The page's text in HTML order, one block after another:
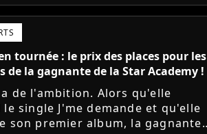
tournée : le prix des places pour les
de la gagnante de la Star Academy !
de l'ambition. Alors qu'elle
single J'me demande et qu'elle
son premier album, la gagnante